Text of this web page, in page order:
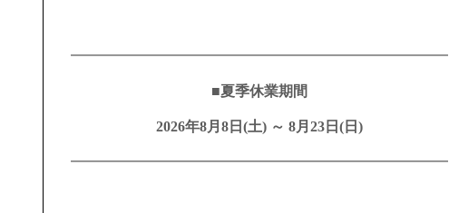
━━━━━━━━━━━━━━━━━━━━━━━━━━
■夏季休業期間
2026年8月8日(土) ～ 8月23日(日)
━━━━━━━━━━━━━━━━━━━━━━━━━━